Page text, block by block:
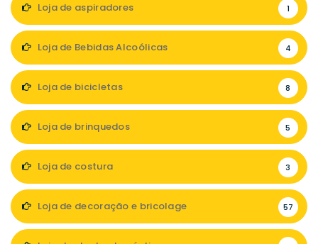
Loja de aspiradores 1
Loja de Bebidas Alcoólicas 4
Loja de bicicletas 8
Loja de brinquedos 5
Loja de costura 3
Loja de decoração e bricolage 57